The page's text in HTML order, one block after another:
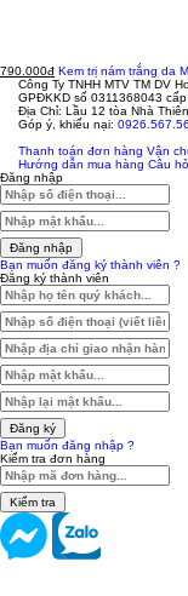
790.000đ Kem trị nám trắng da
Công Ty TNHH MTV TM DV
GPĐKKD số 0311368043
Địa Chỉ: Lầu 12 tòa Nhà
Góp ý, khiếu nại:
Thanh toán đơn hàng Vận
Hướng dẫn mua hàng Câu
Đăng nhập
Đăng nhập
Bạn muốn đăng ký thành viên ?
Đăng ký thành viên
Đăng ký
Bạn muốn đăng nhập ?
Kiểm tra đơn hàng
Kiểm tra